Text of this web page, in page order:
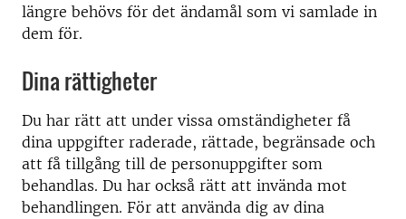
längre behövs för det ändamål som vi samlade in
dem för.
Dina rättigheter
Du har rätt att under vissa omständigheter få
dina uppgifter raderade, rättade, begränsade och
att få tillgång till de personuppgifter som
behandlas. Du har också rätt att invända mot
behandlingen. För att använda dig av dina